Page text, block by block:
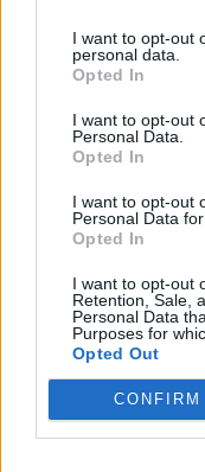
I want to opt-out
personal data.
Opted In
I want to opt-out
Personal Data.
Opted In
I want to opt-out
Personal Data
Opted In
I want to opt-out
Retention, Sale,
Personal Data
Purposes for
Opted Out
CONFIRM
Culturale dei
C.I.A.Imperia.
ore
Didattiche
crescono.
piccoli a cura
didattiche.
rapporto diretto
ed i cittadini,
dei prodotti e